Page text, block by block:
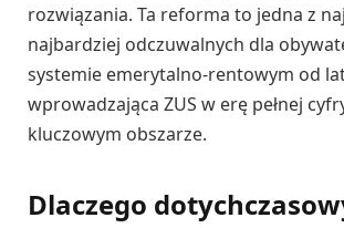
rozwiązania. Ta reforma to jedna z
najbardziej odczuwalnych dla
systemie emerytalno-rentowym od
wprowadzająca ZUS w erę pełnej
kluczowym obszarze.
Dlaczego